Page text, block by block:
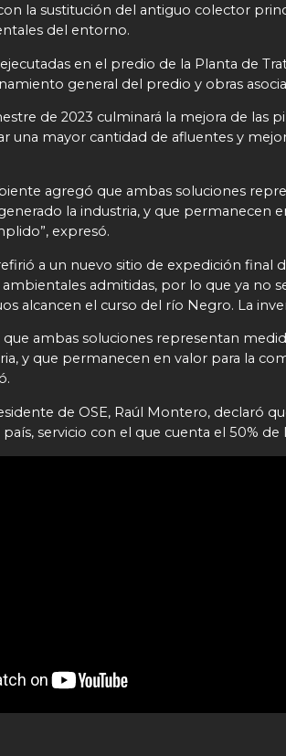
la sustitución del antiguo colector
del entorno.
en el predio de la Planta de
general del predio y obras
de 2023 culminará la mejora de las
una mayor cantidad de afluentes y
agregó que ambas soluciones
la industria, y que permanecen
expresó.
a un nuevo sitio de expedición final
admitidas, por lo que ya no
alcancen el curso del río Negro. La
que ambas soluciones representan
y que permanecen en valor para la
de OSE, Raúl Montero, declaró
servicio con el que cuenta el 50%